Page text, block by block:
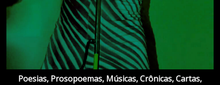
Poesias, Prosopoemas, Músicas, Crônicas, Cartas,